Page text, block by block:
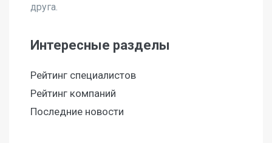
друга.
Интересные разделы
Рейтинг специалистов
Рейтинг компаний
Последние новости